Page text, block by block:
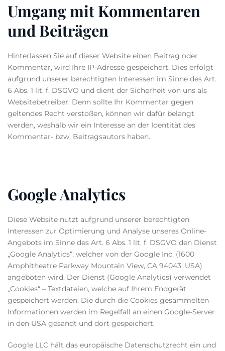
Umgang mit Kommentaren
und Beiträgen
Hinterlassen Sie auf dieser Website einen Beitrag oder
Kommentar, wird Ihre IP-Adresse gespeichert. Dies erfolgt
aufgrund unserer berechtigten Interessen im Sinne des Art.
6 Abs. 1 lit. f. DSGVO und dient der Sicherheit von uns als
Websitebetreiber: Denn sollte Ihr Kommentar gegen
geltendes Recht verstoßen, können wir dafür belangt
werden, weshalb wir ein Interesse an der Identität des
Kommentar- bzw. Beitragsautors haben.
Google Analytics
Diese Website nutzt aufgrund unserer berechtigten
Interessen zur Optimierung und Analyse unseres Online-
Angebots im Sinne des Art. 6 Abs. 1 lit. f. DSGVO den Dienst
„Google Analytics“, welcher von der Google Inc. (1600
Amphitheatre Parkway Mountain View, CA 94043, USA)
angeboten wird. Der Dienst (Google Analytics) verwendet
„Cookies“ – Textdateien, welche auf Ihrem Endgerät
gespeichert werden. Die durch die Cookies gesammelten
Informationen werden im Regelfall an einen Google-Server
in den USA gesandt und dort gespeichert.
Google LLC hält das europäische Datenschutzrecht ein und